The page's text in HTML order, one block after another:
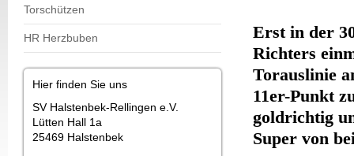
Torschützen
HR Herzbuben
Hier finden Sie uns
SV Halstenbek-Rellingen e.V.
Lütten Hall 1a
25469 Halstenbek
Erst in der
Richters
Torauslinie
11er-Punkt
goldrichtig
Super von